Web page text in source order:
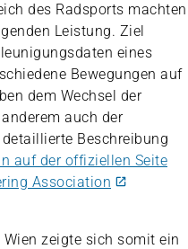
des Radsports machten
Leistung. Ziel
eines
Bewegungen auf
dem Wechsel der
auch der
Beschreibung
auf der offiziellen Seite
Association
zeigte sich somit ein